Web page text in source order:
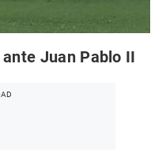
Juan Pablo II